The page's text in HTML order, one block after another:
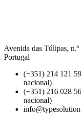
Avenida das Túlipas,
Portugal
(+351) 214 121
nacional)
(+351) 216 028
nacional)